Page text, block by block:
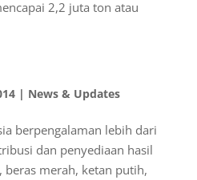
2,2 juta ton atau
| News & Updates
berpengalaman lebih dari
dan penyediaan hasil
merah, ketan putih,